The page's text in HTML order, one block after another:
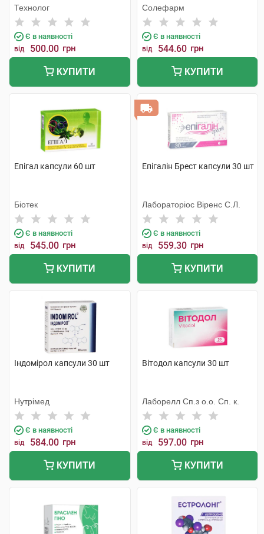
Технолог
Є в наявності
від 500.00 грн
КУПИТИ
Солефарм
Є в наявності
від 544.60 грн
КУПИТИ
Епігал капсули 60 шт
Біотек
Є в наявності
від 545.00 грн
КУПИТИ
Епігалін Брест капсули 30 шт
Лабораторіос Віренс С.Л.
Є в наявності
від 559.30 грн
КУПИТИ
Індомірол капсули 30 шт
Нутрімед
Є в наявності
від 584.00 грн
КУПИТИ
Вітодол капсули 30 шт
Лаборелл Сп.з о.о. Сп. к.
Є в наявності
від 597.00 грн
КУПИТИ